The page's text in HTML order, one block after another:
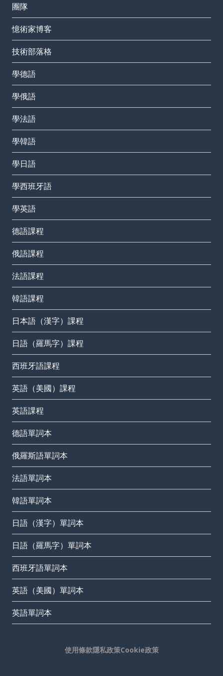
團隊
憶術家博客
技術部落格
學德語
學俄語
學法語
學韓語
學日語
學西班牙語
學英語
德語課程
俄語課程
法語課程
韓語課程
日本語（漢字）課程
日語（羅馬字）課程
西班牙語課程
英語（美國）課程
英語課程
德語單詞本
俄羅斯語單詞本
法語單詞本
韓語單詞本
日語（漢字）單詞本
日語（羅馬字）單詞本
西班牙語單詞本
英語（美國）單詞本
英語單詞本
使用條款隱私政策Cookie政策